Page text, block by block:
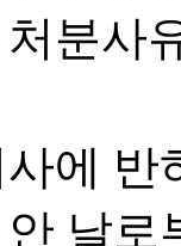
분사
에
날로